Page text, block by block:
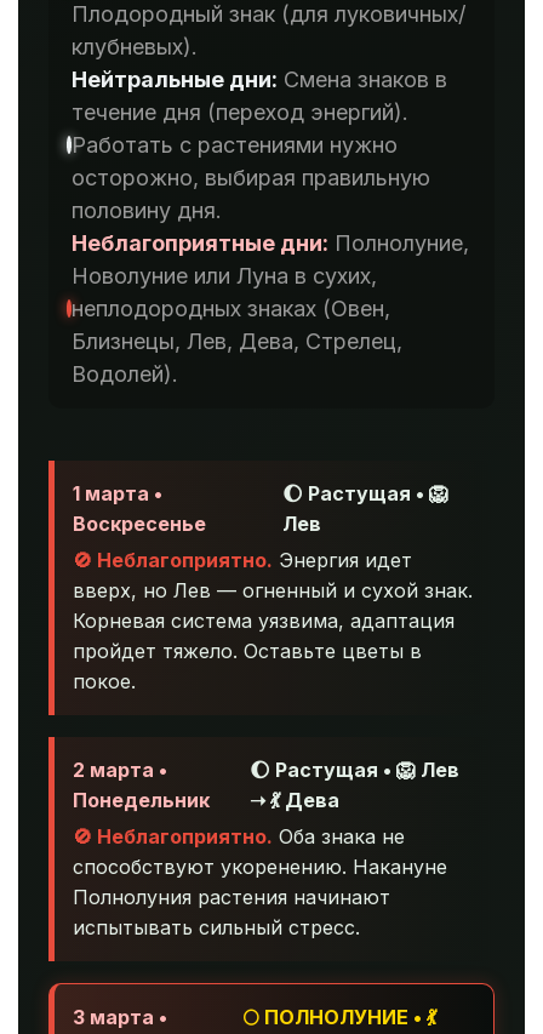
Плодородный знак (для луковичных/
клубневых).
Нейтральные дни: Смена знаков в
течение дня (переход энергий).
Работать с растениями нужно
осторожно, выбирая правильную
половину дня.
Неблагоприятные дни: Полнолуние,
Новолуние или Луна в сухих,
неплодородных знаках (Овен,
Близнецы, Лев, Дева, Стрелец,
Водолей).
1 марта •
Воскресенье
🌔 Растущая • 🦁
Лев
🚫 Неблагоприятно. Энергия идет
вверх, но Лев — огненный и сухой знак.
Корневая система уязвима, адаптация
пройдет тяжело. Оставьте цветы в
покое.
2 марта •
Понедельник
🌔 Растущая • 🦁 Лев
➝ 💃 Дева
🚫 Неблагоприятно. Оба знака не
способствуют укоренению. Накануне
Полнолуния растения начинают
испытывать сильный стресс.
3 марта •
🌕 ПОЛНОЛУНИЕ • 💃